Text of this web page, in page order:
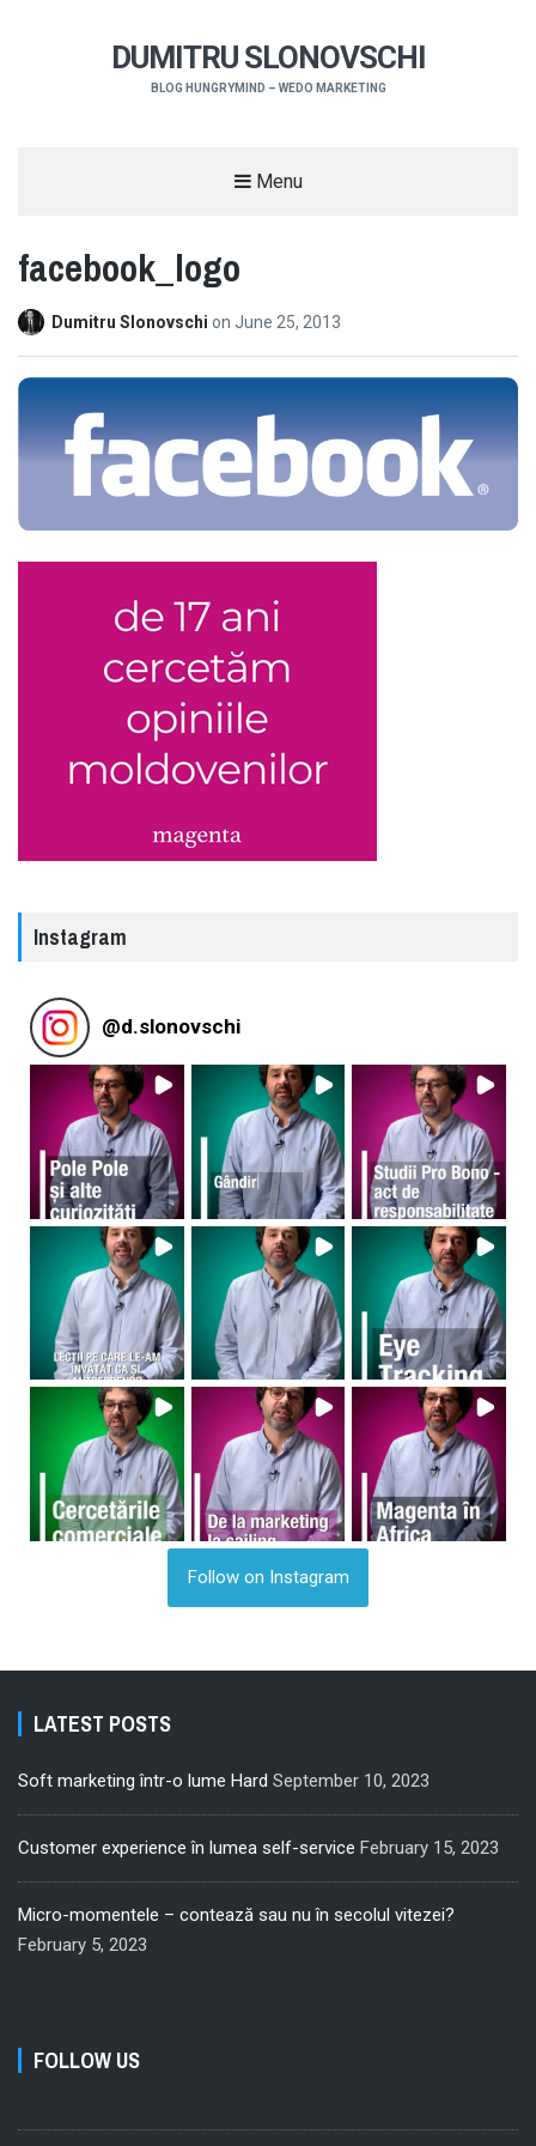
DUMITRU SLONOVSCHI
BLOG HUNGRYMIND – WEDO MARKETING
Menu
facebook_logo
Dumitru Slonovschi on June 25, 2013
Instagram
@d.slonovschi
Follow on Instagram
LATEST POSTS
Soft marketing într-o lume Hard September 10, 2023
Customer experience în lumea self-service February 15, 2023
Micro-momentele – contează sau nu în secolul vitezei?
February 5, 2023
FOLLOW US